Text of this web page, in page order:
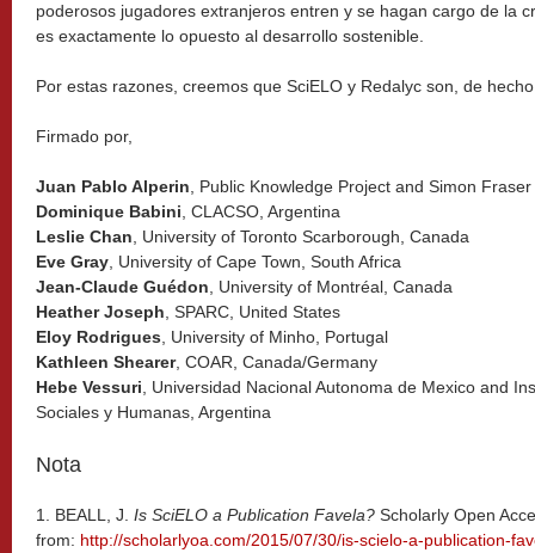
poderosos jugadores extranjeros entren y se hagan cargo de la
es exactamente lo opuesto al desarrollo sostenible.
Por estas razones, creemos que SciELO y Redalyc son, de
Firmado por,
Juan Pablo Alperin , Public Knowledge Project and Simon
Dominique Babini , CLACSO, Argentina
Leslie Chan , University of Toronto Scarborough, Canada
Eve Gray , University of Cape Town, South Africa
Jean-Claude Guédon , University of Montréal, Canada
Heather Joseph , SPARC, United States
Eloy Rodrigues , University of Minho, Portugal
Kathleen Shearer, COAR, Canada/Germany
Hebe Vessuri , Universidad Nacional Autonoma de Mexico and
Sociales y Humanas, Argentina
Nota
1. BEALL, J. Is SciELO a Publication Favela? Scholarly Open
from: http://scholarlyoa.com/2015/07/30/is-scielo-a-publication-